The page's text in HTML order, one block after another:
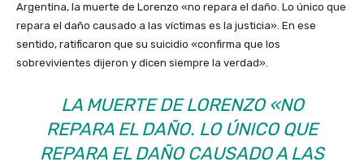
Argentina, la muerte de Lorenzo «no repara el daño. Lo único que
repara el daño causado a las víctimas es la justicia». En ese
sentido, ratificaron que su suicidio «confirma que los
sobrevivientes dijeron y dicen siempre la verdad».
LA MUERTE DE LORENZO «NO
REPARA EL DAÑO. LO ÚNICO QUE
REPARA EL DAÑO CAUSADO A LAS